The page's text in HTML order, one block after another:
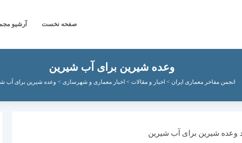
صفحه نخست آرشیو
وعده شیرین برای آب شیرین
انجمن مفاخر معماری ایران > اخبار و مقالات > اخبار معماری و شهرسازی > وعده شیرین برای آب